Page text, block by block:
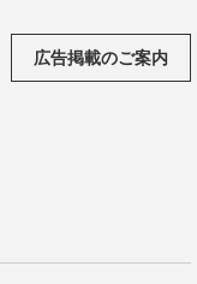
広告掲載のご案内